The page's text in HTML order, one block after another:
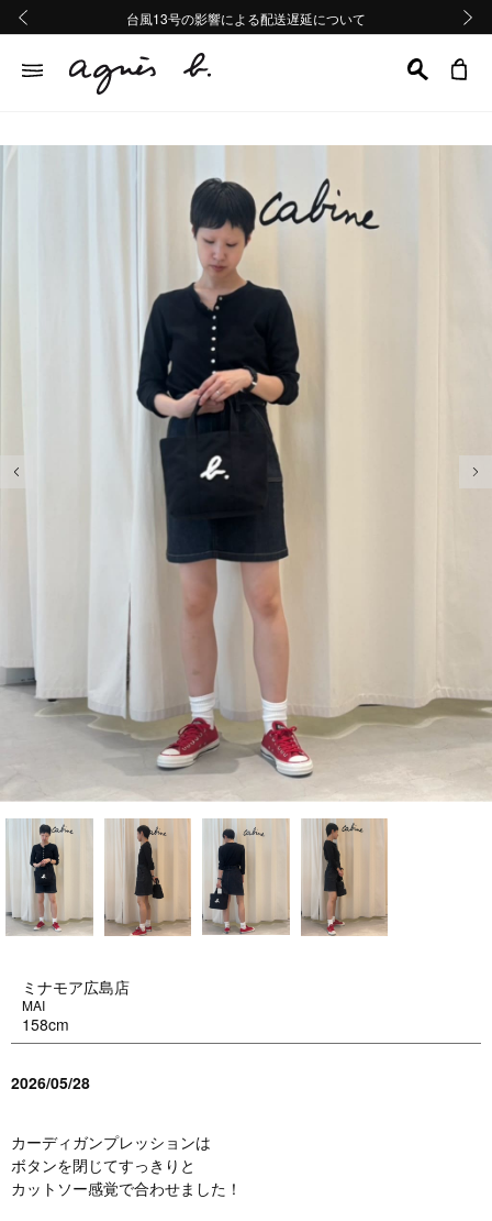
熊本地域地震の影響による配送遅延について
Summer Sale 2buy10%OFF!!
台風13号の影響による配送遅延について
熊本地域地震の影響による配送遅延について
Summer Sale 2buy10%OFF!!
前の画像
ミナモア広島店
MAI
158cm
2026/05/28
カーディガンプレッションは
ボタンを閉じてすっきりと
カットソー感覚で合わせました！